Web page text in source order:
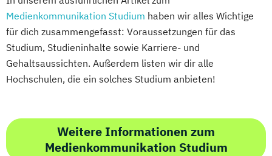
Medienkommunikation Studium haben wir alles Wichtige
für dich zusammengefasst: Voraussetzungen für das
Studium, Studieninhalte sowie Karriere- und
Gehaltsaussichten. Außerdem listen wir dir alle
Hochschulen, die ein solches Studium anbieten!
Weitere Informationen zum
Medienkommunikation Studium